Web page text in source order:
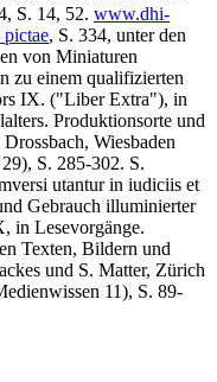
S. 14, 52. www.dhi-
pictae, S. 334, unter den
von Miniaturen
zu einem qualifizierten
IX. ("Liber Extra"), in
Produktionsorte und
Wiesbaden
S. 285-302. S.
utantur in iudiciis et
Gebrauch illuminierter
in Lesevorgänge.
Texten, Bildern und
und S. Matter, Zürich
11), S. 89-